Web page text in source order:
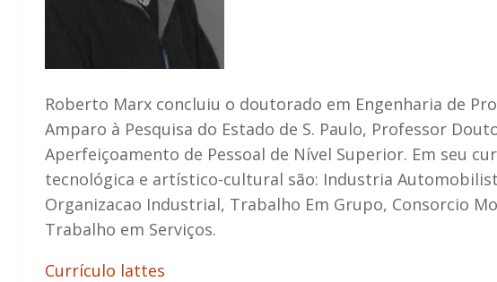
Roberto Marx concluiu o doutorado em Engenharia de
Amparo à Pesquisa do Estado de S. Paulo, Professor
Aperfeiçoamento de Pessoal de Nível Superior. Em seu
tecnológica e artístico-cultural são: Industria
Organizacao Industrial, Trabalho Em Grupo, Consorcio
Trabalho em Serviços.
Currículo lattes